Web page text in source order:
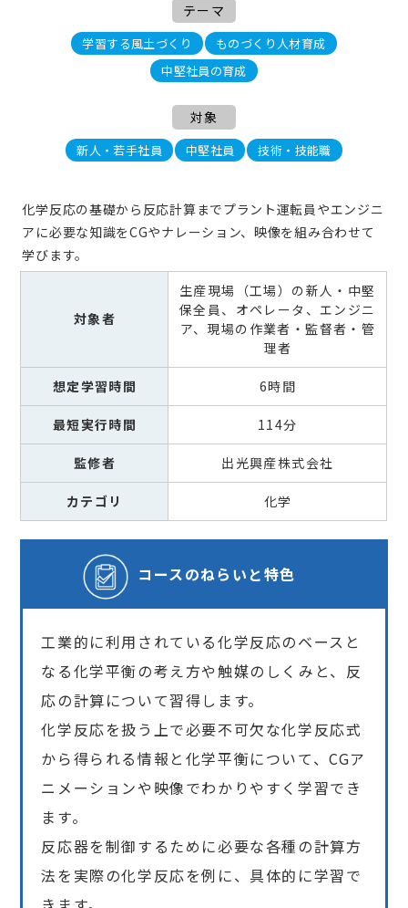
テーマ
学習する風土づくり
ものづくり人材育成
中堅社員の育成
対象
新人・若手社員 中堅社員 技術・技能職
化学反応の基礎から反応計算までプラント運転員やエンジニ
アに必要な知識をCGやナレーション、映像を組み合わせて
学びます。
対象者
生産現場（工場）の新人・中堅
保全員、オペレータ、エンジニ
ア、現場の作業者・監督者・管
理者
想定学習時間 6時間
最短実行時間 114分
監修者 出光興産株式会社
カテゴリ 化学
コースのねらいと特色
工業的に利用されている化学反応のベースと
なる化学平衡の考え方や触媒のしくみと、反
応の計算について習得します。
化学反応を扱う上で必要不可欠な化学反応式
から得られる情報と化学平衡について、CGア
ニメーションや映像でわかりやすく学習でき
ます。
反応器を制御するために必要な各種の計算方
法を実際の化学反応を例に、具体的に学習で